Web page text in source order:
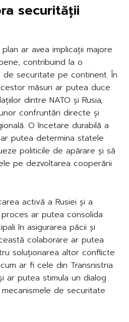
securității
ar avea implicații majore
contribuind la o
securitate pe continent. În
măsuri ar putea duce
dintre NATO și Rusia,
confruntări directe și
O încetare durabilă a
putea determina statele
politicile de apărare și să
pe dezvoltarea cooperării
activă a Rusiei și a
ar putea consolida
în asigurarea păcii și
colaborare ar putea
soluționarea altor conflicte
ar fi cele din Transnistria
ar putea stimula un dialog
de securitate